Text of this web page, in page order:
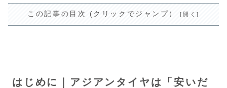
この記事の目次 (クリックでジャンプ）
はじめに｜アジアンタイヤは「安いだ